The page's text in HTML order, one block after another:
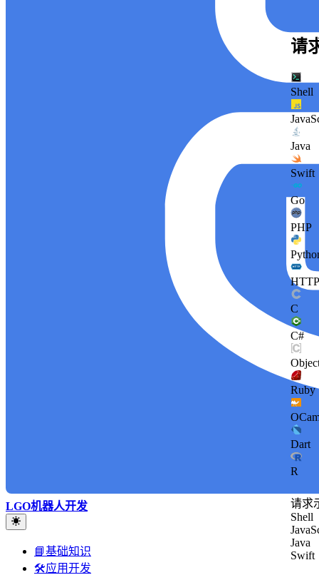
LGO机器人开发
📘基础知识
🛠️应用开发
请
Shell
Java
Swift
Go
PHP
HTTP
C
C#
Ruby
Dart
R
请求
Shell
Java
Swift